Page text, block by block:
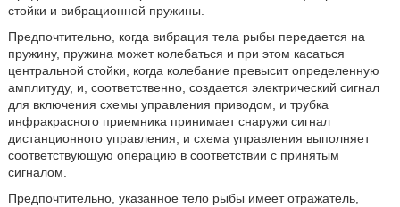
стойки и вибрационной пружины.
Предпочтительно, когда вибрация тела рыбы передается на
пружину, пружина может колебаться и при этом касаться
центральной стойки, когда колебание превысит определенную
амплитуду, и, соответственно, создается электрический сигнал
для включения схемы управления приводом, и трубка
инфракрасного приемника принимает снаружи сигнал
дистанционного управления, и схема управления выполняет
соответствующую операцию в соответствии с принятым
сигналом.
Предпочтительно, указанное тело рыбы имеет отражатель,